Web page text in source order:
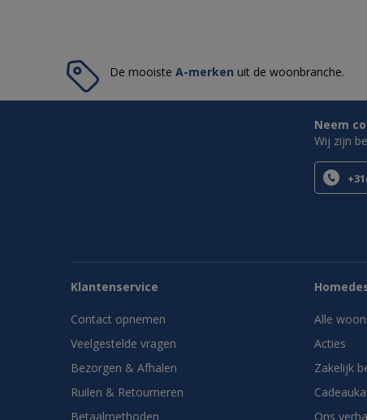
De mooiste A-merken uit de woonbranche.
Neem
Wij zijn
Klantenservice
Contact opnemen
Veelgestelde vragen
Bezorgen & Afhalen
Ruilen & Retourneren
Betaalmethoden
Alle
Acties
Zakelijk
Ons